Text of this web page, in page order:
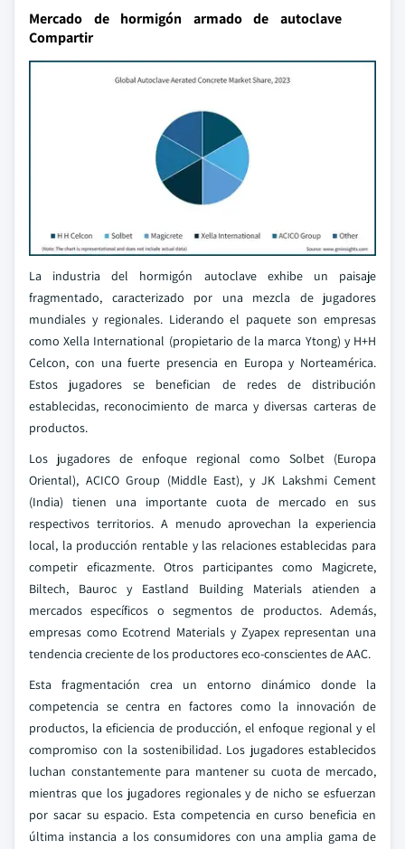
Mercado de hormigón armado de autoclave
Compartir
La industria del hormigón autoclave exhibe un paisaje
fragmentado, caracterizado por una mezcla de jugadores
mundiales y regionales. Liderando el paquete son empresas
como Xella International (propietario de la marca Ytong) y H+H
Celcon, con una fuerte presencia en Europa y Norteamérica.
Estos jugadores se benefician de redes de distribución
establecidas, reconocimiento de marca y diversas carteras de
productos.
Los jugadores de enfoque regional como Solbet (Europa
Oriental), ACICO Group (Middle East), y JK Lakshmi Cement
(India) tienen una importante cuota de mercado en sus
respectivos territorios. A menudo aprovechan la experiencia
local, la producción rentable y las relaciones establecidas para
competir eficazmente. Otros participantes como Magicrete,
Biltech, Bauroc y Eastland Building Materials atienden a
mercados específicos o segmentos de productos. Además,
empresas como Ecotrend Materials y Zyapex representan una
tendencia creciente de los productores eco-conscientes de AAC.
Esta fragmentación crea un entorno dinámico donde la
competencia se centra en factores como la innovación de
productos, la eficiencia de producción, el enfoque regional y el
compromiso con la sostenibilidad. Los jugadores establecidos
luchan constantemente para mantener su cuota de mercado,
mientras que los jugadores regionales y de nicho se esfuerzan
por sacar su espacio. Esta competencia en curso beneficia en
última instancia a los consumidores con una amplia gama de